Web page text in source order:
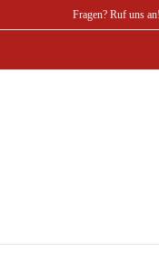
Inhalt
Fragen? Ruf uns